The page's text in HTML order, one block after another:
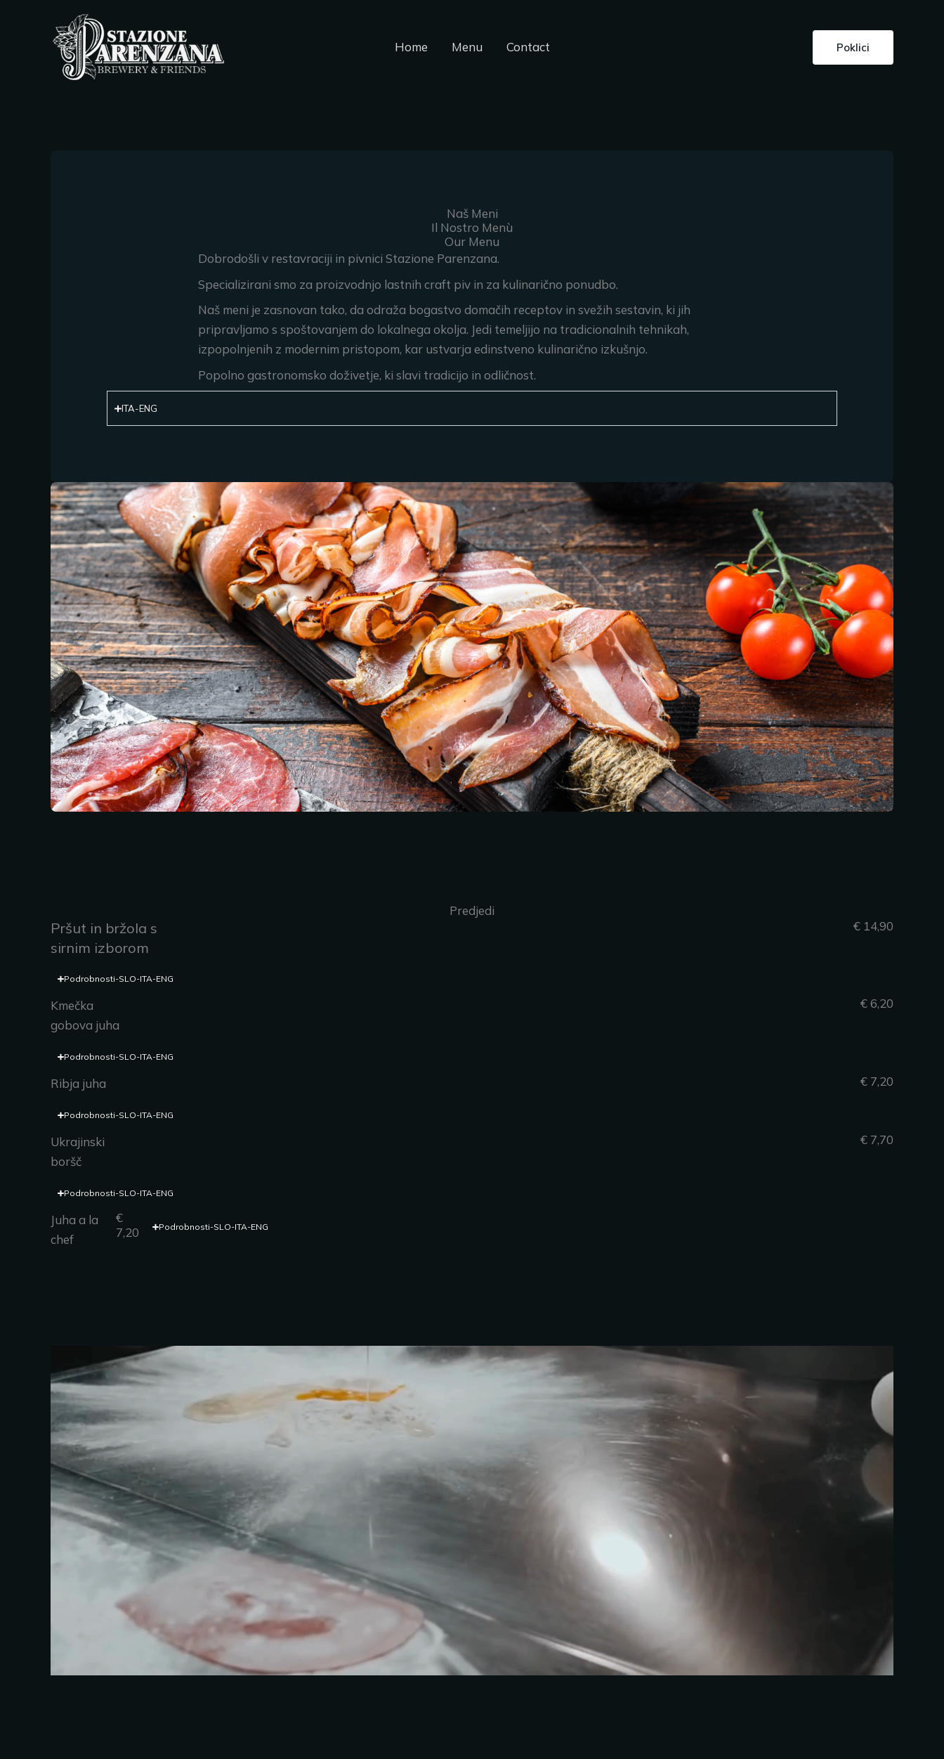
contenuto
Home Menu Contact Poklici
Naš Meni
Il Nostro Menù
Our Menu
Dobrodošli v restavraciji in pivnici Stazione Parenzana.
Specializirani smo za proizvodnjo lastnih craft piv in za kulinarično ponudbo.
Naš meni je zasnovan tako, da odraža bogastvo domačih receptov in svežih sestavin, ki jih
pripravljamo s spoštovanjem do lokalnega okolja. Jedi temeljijo na tradicionalnih tehnikah,
izpopolnjenih z modernim pristopom, kar ustvarja edinstveno kulinarično izkušnjo.
Popolno gastronomsko doživetje, ki slavi tradicijo in odličnost.
ITA-ENG
Predjedi
Pršut in bržola s
sirnim izborom
€ 14,90
Podrobnosti-SLO-ITA-ENG
Kmečka
gobova juha
€ 6,20
Podrobnosti-SLO-ITA-ENG
Ribja juha € 7,20
Podrobnosti-SLO-ITA-ENG
Ukrajinski
boršč
€ 7,70
Podrobnosti-SLO-ITA-ENG
Juha a la
chef
€
7,20
Podrobnosti-SLO-ITA-ENG